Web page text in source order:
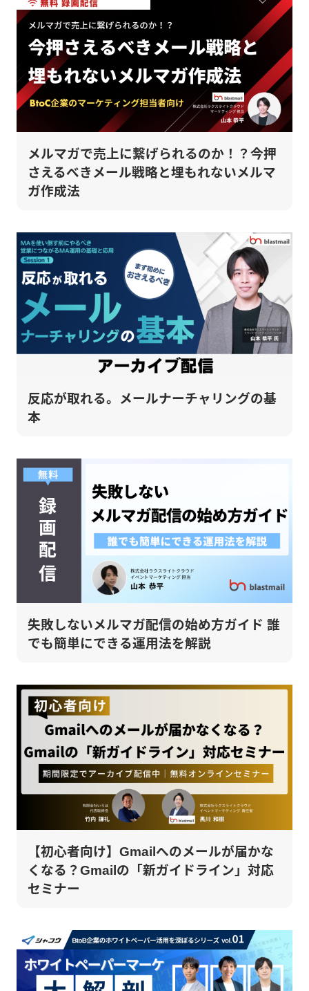
メルマガで売上に繋げられるのか！？今押
さえるべきメール戦略と埋もれないメルマ
ガ作成法
反応が取れる。メールナーチャリングの基
本
失敗しないメルマガ配信の始め方ガイド 誰
でも簡単にできる運用法を解説
【初心者向け】Gmailへのメールが届かな
くなる？Gmailの「新ガイドライン」対応
セミナー